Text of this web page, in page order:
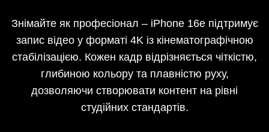
Знімайте як професіонал – iPhone 16e підтримує
запис відео у форматі 4K із кінематографічною
стабілізацією. Кожен кадр відрізняється чіткістю,
глибиною кольору та плавністю руху,
дозволяючи створювати контент на рівні
студійних стандартів.